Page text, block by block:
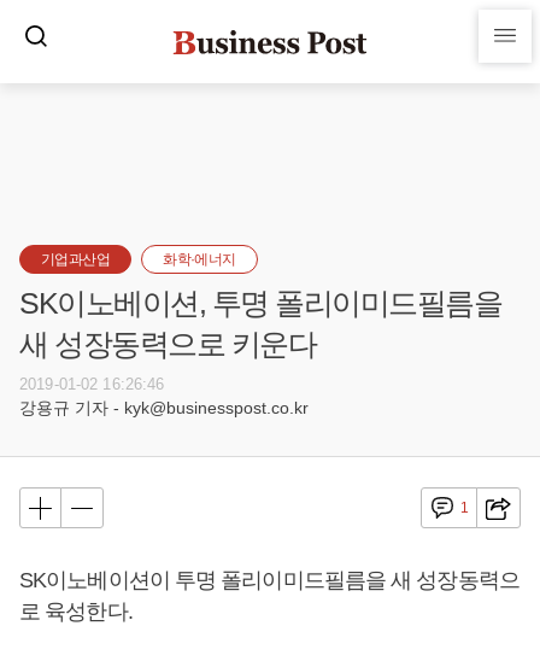
기업과산업 화학·에너지
SK이노베이션, 투명 폴리이미드필름을
새 성장동력으로 키운다
2019-01-02 16:26:46
강용규 기자 - kyk@businesspost.co.kr
1
SK이노베이션이 투명 폴리이미드필름을 새 성장동력으
로 육성한다.